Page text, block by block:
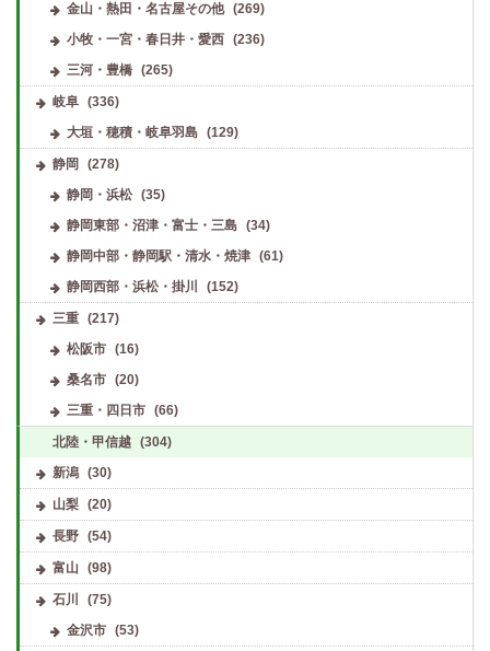
金山・熱田・名古屋その他
(269)
小牧・一宮・春日井・愛西
(236)
三河・豊橋
(265)
岐阜 (336)
大垣・穂積・岐阜羽島
(129)
静岡
(278)
静岡・浜松
(35)
静岡東部・沼津・富士・三島
(34)
静岡中部・静岡駅・清水・焼津
(61)
静岡西部・浜松・掛川
(152)
三重 (217)
松阪市
(16)
桑名市
(20)
三重・四日市
(66)
北陸・甲信越 (304)
新潟 (30)
山梨 (20)
長野 (54)
富山 (98)
石川
(75)
金沢市
(53)